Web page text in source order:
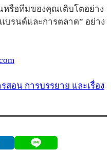
รือทีมของคุณเติบโตอย่าง
บรนด์และการตลาด” อย่าง
สอน การบรรยาย และเรื่อง